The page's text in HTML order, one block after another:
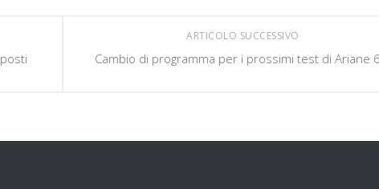
ARTICOLO SUCCESSIVO
Cambio di programma per i prossimi test di Ariane 6